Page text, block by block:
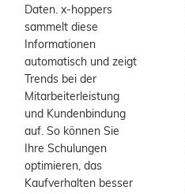
Daten. x-hoppers
sammelt diese
Informationen
automatisch und zeigt
Trends bei der
Mitarbeiterleistung
und Kundenbindung
auf. So können Sie
Ihre Schulungen
optimieren, das
Kaufverhalten besser